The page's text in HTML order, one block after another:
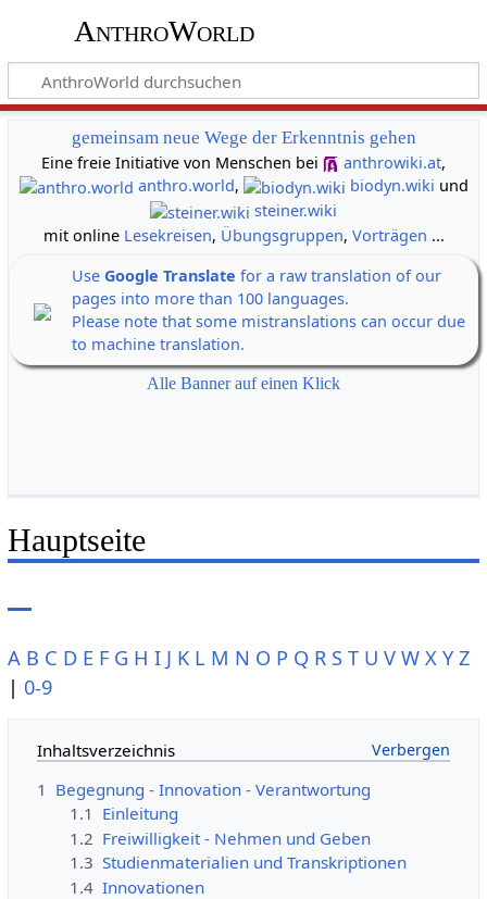
AnthroWorld
gemeinsam neue Wege der Erkenntnis gehen
Eine freie Initiative von Menschen bei
anthrowiki.at,
anthro.world, biodyn.wiki und
steiner.wiki
mit online Lesekreisen, Übungsgruppen, Vorträgen ...
Use Google Translate for a raw translation of our
pages into more than 100 languages.
Please note that some mistranslations can occur due
to machine translation.
Alle Banner auf einen Klick
Hauptseite
A B C D E F G H I J K L M N O P Q R S T U V W X Y Z
| 0-9
Inhaltsverzeichnis
1 Begegnung - Innovation - Verantwortung
1.1 Einleitung
1.2 Freiwilligkeit - Nehmen und Geben
1.3 Studienmaterialien und Transkriptionen
1.4 Innovationen